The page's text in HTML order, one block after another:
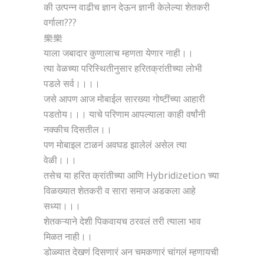
की उत्पन्न वाढीच ज्ञान देऊन ज्ञानी केलेल्या शेतकरी
वर्गाला???
樂樂
याला जबादार कुणालाच म्हणता येणार नाही।।
त्या वेळच्या परिस्थितीनुसार हरितक्रांतीच्या लोभी
पडले सर्व।।।।
जसे आपण आज मोबाईल सारख्या गोष्टींच्या आहारी
पडतोय।।। याचे परिणाम आपल्याला काही वर्षांनी
नक्कीच दिसतील।।
पण मोबाइल टाळनं अवघड झालेलं असेल त्या
वेळी।।।
तसेच या हरित क्रांतीच्या आणि Hybridizetion च्या
विळख्यात शेतकरी व सारा समाज अडकला आहे
सध्या।।।
शेतकऱ्याने देशी पिकवायच ठरवलं तरी त्याला भाव
मिळत नाही।।
डोळ्यात देखणं दिसणारं अन चमकणारं चांगलं म्हणायची